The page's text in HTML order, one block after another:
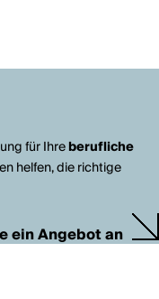
für Ihreberufliche
helfen, die richtige
ein Angebot an